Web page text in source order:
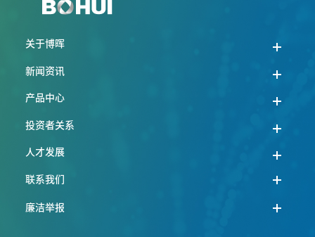
关于博晖
新闻资讯
产品中心
投资者关系
人才发展
联系我们
廉洁举报